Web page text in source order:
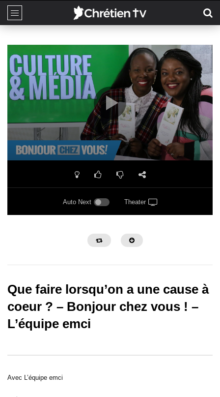
Auto Next Theater
32:29
Que faire lorsqu’on a une cause à
coeur ? – Bonjour chez vous ! –
L’équipe emci
Avec L’équipe emci